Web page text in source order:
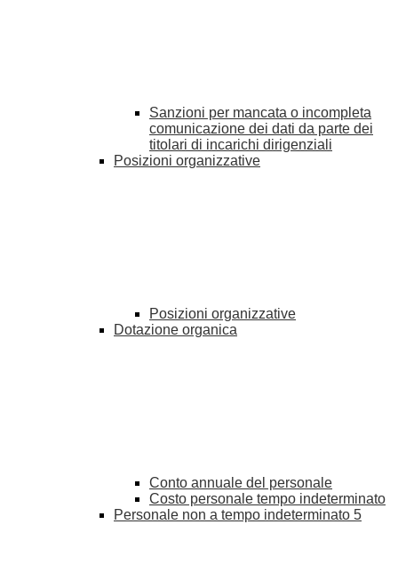
Sanzioni per mancata o incompleta
comunicazione dei dati da parte dei
titolari di incarichi dirigenziali
Posizioni organizzative
Posizioni organizzative
Dotazione organica
Conto annuale del personale
Costo personale tempo indeterminato
Personale non a tempo indeterminato 5